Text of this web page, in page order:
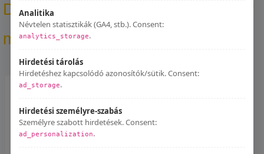
Analitika
Névtelen statisztikák (GA4, stb.). Consent:
analytics_storage.
Hirdetési tárolás
Hirdetéshez kapcsolódó azonosítók/sütik. Consent:
ad_storage.
Hirdetési személyre-szabás
Személyre szabott hirdetések. Consent:
ad_personalization.
Dominator kipufogó HP1 + dB killer
medium